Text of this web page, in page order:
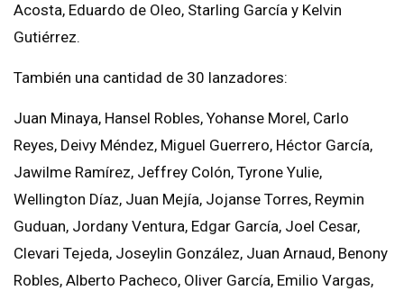
Acosta, Eduardo de Oleo, Starling García y Kelvin
Gutiérrez.
También una cantidad de 30 lanzadores:
Juan Minaya, Hansel Robles, Yohanse Morel, Carlo
Reyes, Deivy Méndez, Miguel Guerrero, Héctor García,
Jawilme Ramírez, Jeffrey Colón, Tyrone Yulie,
Wellington Díaz, Juan Mejía, Jojanse Torres, Reymin
Guduan, Jordany Ventura, Edgar García, Joel Cesar,
Clevari Tejeda, Joseylin González, Juan Arnaud, Benony
Robles, Alberto Pacheco, Oliver García, Emilio Vargas,